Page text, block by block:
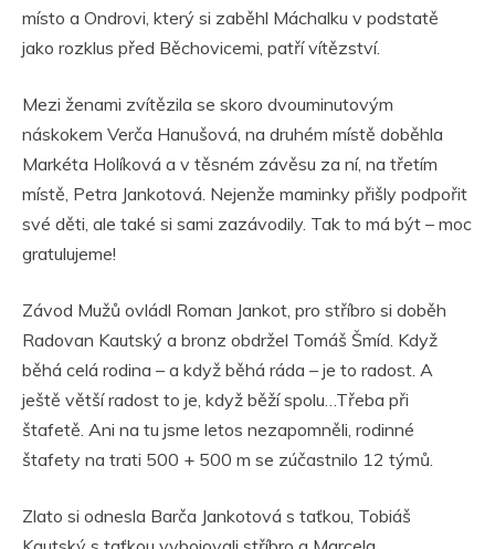
místo a Ondrovi, který si zaběhl Máchalku v podstatě
jako rozklus před Běchovicemi, patří vítězství.
Mezi ženami zvítězila se skoro dvouminutovým
náskokem Verča Hanušová, na druhém místě doběhla
Markéta Holíková a v těsném závěsu za ní, na třetím
místě, Petra Jankotová. Nejenže maminky přišly podpořit
své děti, ale také si sami zazávodily. Tak to má být – moc
gratulujeme!
Závod Mužů ovládl Roman Jankot, pro stříbro si doběh
Radovan Kautský a bronz obdržel Tomáš Šmíd. Když
běhá celá rodina – a když běhá ráda – je to radost. A
ještě větší radost to je, když běží spolu…Třeba při
štafetě. Ani na tu jsme letos nezapomněli, rodinné
štafety na trati 500 + 500 m se zúčastnilo 12 týmů.
Zlato si odnesla Barča Jankotová s taťkou, Tobiáš